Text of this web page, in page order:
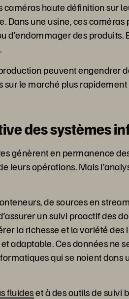
haute définition sur
Dans une usine, ces
d’endommager des
peuvent engendrer
le marché plus
des systèmes
génèrent en permanence
leurs opérations. Mais
de sources en
un suivi proactif des
la richesse et la variété
adaptable. Ces données ne
qui se noient
fluideset à des outils de suivi